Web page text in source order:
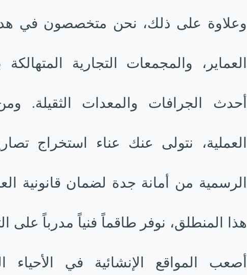
وعلاوة على ذلك، نحن متخصصون في
العماير، والمجمعات التجارية المتهالكة
أحدث الجرافات والمعدات الثقيلة.
العملية، نتولى عنك عناء استخراج
الرسمية من أمانة جدة لضمان قانونية
هذا المنطلق، نوفر طاقماً فنياً مدرباً على
أصعب المواقع الإنشائية في الأحياء